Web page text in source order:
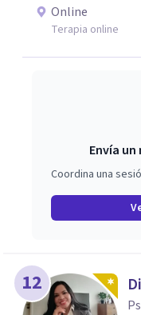
Online
Terapia online
Envía
Coordina una
12